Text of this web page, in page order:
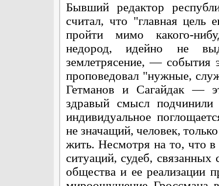
Бывший редактор
считал, что "главная цель
пройти мимо какого-
недород, идейно не
землетрясение, — события
проповедовал "нужные,
Гетманов и Сагайдак —
здравый смысл подчинили
индивидуальное
не значащий, человек,
жить. Несмотря на то, что в
ситуаций, судеб,
общества и ее